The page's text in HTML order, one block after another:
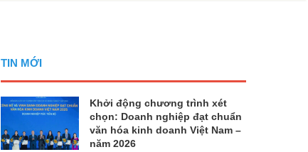
TIN MỚI
Khởi động chương trình xét
chọn: Doanh nghiệp đạt chuẩn
văn hóa kinh doanh Việt Nam –
năm 2026